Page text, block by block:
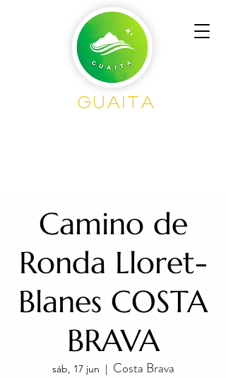
GUAITA
Camino de
Ronda Lloret-
Blanes COSTA
BRAVA
sáb, 17 jun
  |
Costa Brava